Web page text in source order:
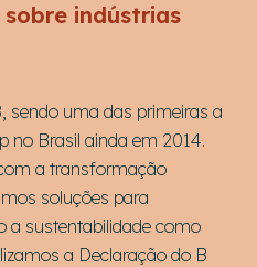
indústrias
sendo uma das primeiras a
no Brasil ainda em 2014.
a transformação
soluções para
a sustentabilidade como
a Declaração do B